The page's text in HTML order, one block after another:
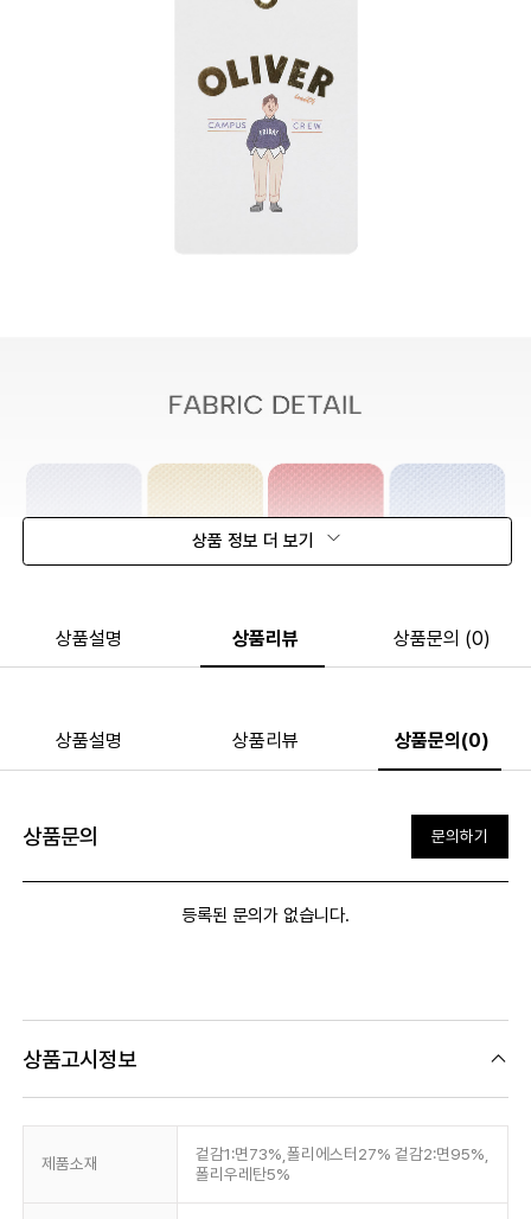
상품 정보 더 보기
상품설명 상품리뷰 상품문의 (0)
상품설명 상품리뷰 상품문의(0)
상품문의 문의하기
등록된 문의가 없습니다.
상품고시정보
제품소재
겉감1:면73%,폴리에스터27% 겉감2:면95%,
폴리우레탄5%